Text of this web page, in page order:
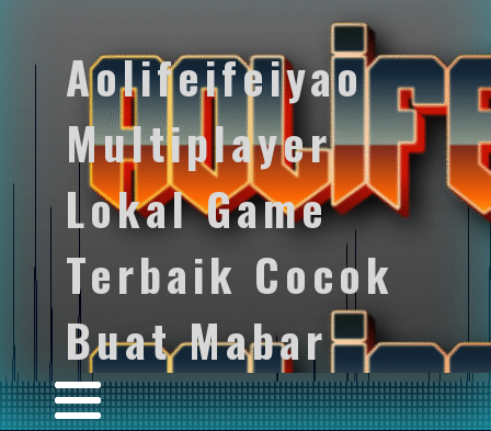
Aolifeifeiyao
Multiplayer
Lokal Game
Terbaik Cocok
Buat Mabar